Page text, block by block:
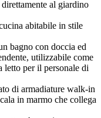
al giardino
abitabile in stile
bagno con doccia ed
utilizzabile come
letto per il personale di
di armadiature walk-in
in marmo che collega